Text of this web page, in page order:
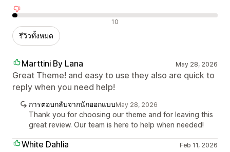
รีวิวเชิงลบ 10
รีวิวทั้งหมด
Marttini By Lana May 28, 2026
Great Theme! and easy to use they also are quick to
reply when you need help!
การตอบกลับจากนักออกแบบMay 28, 2026
Thank you for choosing our theme and for leaving this
great review. Our team is here to help when needed!
White Dahlia Feb 11, 2026